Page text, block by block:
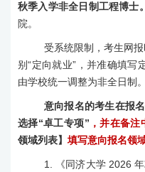
秋季入学非全日制工程博士。
院。
受系统限制，考生网
别“定向就业” ，并准确填写
由学校统一调整为非全日制。
意向报名的考生在报
选择“卓工专项” ，并在备注
领域列表】 填写意向报名领
1. 《同济大学2026